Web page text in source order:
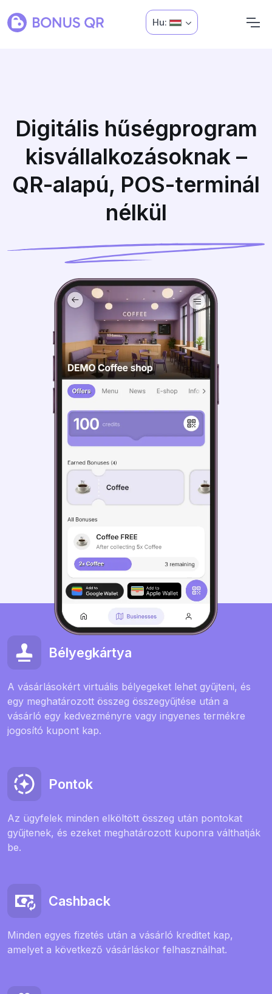
Hu:
Digitális hűségprogram
kisvállalkozásoknak –
QR-alapú, POS-terminál
nélkül
Bélyegkártya
A vásárlásokért virtuális bélyegeket lehet gyűjteni, és
egy meghatározott összeg összegyűjtése után a
vásárló egy kedvezményre vagy ingyenes termékre
jogosító kupont kap.
Pontok
Az ügyfelek minden elköltött összeg után pontokat
gyűjtenek, és ezeket meghatározott kuponra válthatják
be.
Cashback
Minden egyes fizetés után a vásárló kreditet kap,
amelyet a következő vásárláskor felhasználhat.